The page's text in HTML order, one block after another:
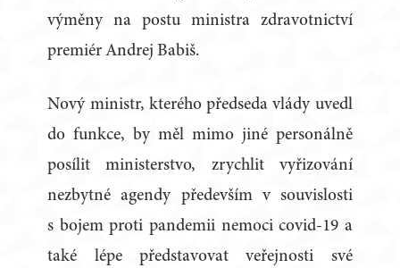
výměny na postu ministra zdravotnictví
premiér Andrej Babiš.
Nový ministr, kterého předseda vlády uvedl
do funkce, by měl mimo jiné personálně
posílit ministerstvo, zrychlit vyřizování
nezbytné agendy především v souvislosti
s bojem proti pandemii nemoci covid-19 a
také lépe představovat veřejnosti své